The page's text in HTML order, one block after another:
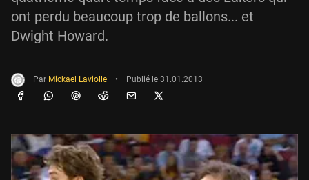
ont perdu beaucoup trop de ballons... et
Dwight Howard.
Par Mickael Laviolle • Publié le 31.01.2013